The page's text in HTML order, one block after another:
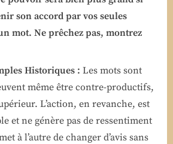
son accord par vos seules
mot. Ne prêchez pas, montrez
Historiques : Les mots sont
même être contre-productifs,
L’action, en revanche, est
et ne génère pas de ressentiment
à l’autre de changer d’avis sans